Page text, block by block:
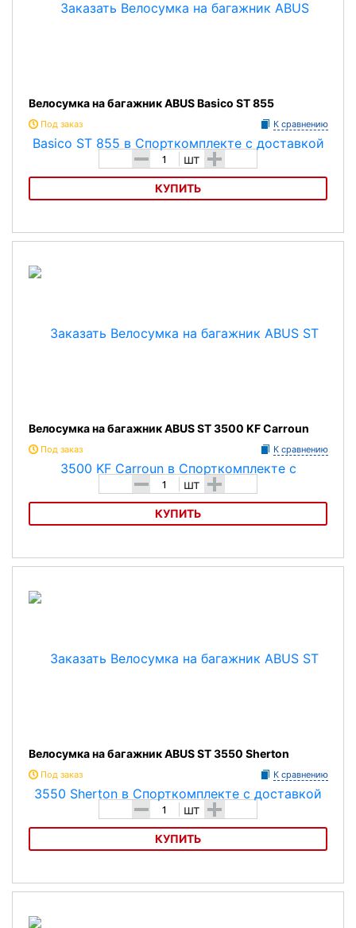
Велосумка на багажник ABUS Basico ST 855
Под заказ К сравнению
- шт +
КУПИТЬ
Велосумка на багажник ABUS Basico ST 855
Велосумка на багажник ABUS ST 3500 KF Carroun
Под заказ К сравнению
- шт +
КУПИТЬ
Велосумка на багажник ABUS ST 3500 KF Carroun
Велосумка на багажник ABUS ST 3550 Sherton
Под заказ К сравнению
- шт +
КУПИТЬ
Велосумка на багажник ABUS ST 3550 Sherton